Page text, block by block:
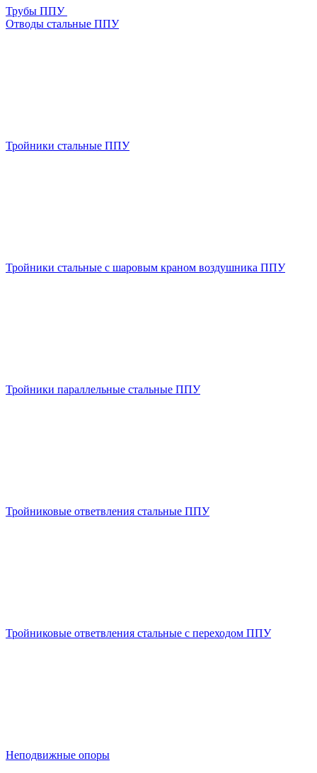
Трубы ППУ
Отводы стальные ППУ
Тройники стальные ППУ
Тройники стальные с шаровым краном воздушника ППУ
Тройники параллельные стальные ППУ
Тройниковые ответвления стальные ППУ
Тройниковые ответвления стальные с переходом ППУ
Неподвижные опоры